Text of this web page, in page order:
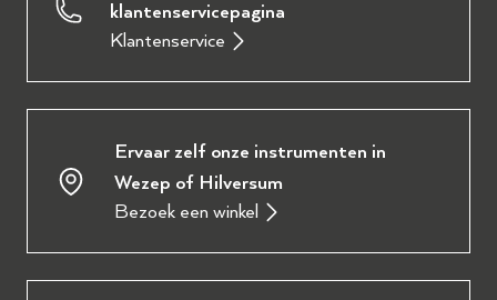
klantenservicepagina
Klantenservice
Ervaar zelf onze instrumenten in
Wezep of Hilversum
Bezoek een winkel